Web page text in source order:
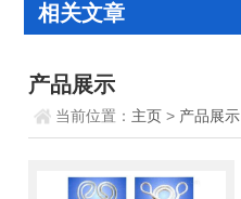
相关文章
产品展示
当前位置： 主页 > 产品展示